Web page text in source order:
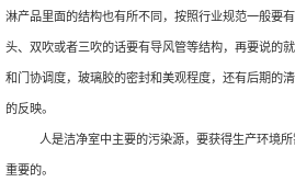
淋产品里面的结构也有所不同，按照行业规范一般要
头、双吹或者三吹的话要有导风管等结构，再要说的
和门协调度，玻璃胶的密封和美观程度，还有后期的
的反映。
人是洁净室中主要的污染源，要获得生产环境
重要的。